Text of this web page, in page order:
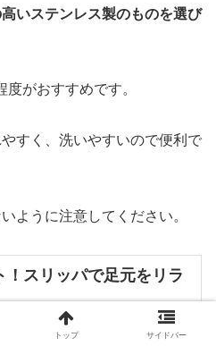
いステンレス製のものを選び
がおすすめです。
すく、洗いやすいので便利で
ように注意してください。
スリッパで足元をリラ
トップ サイドバー